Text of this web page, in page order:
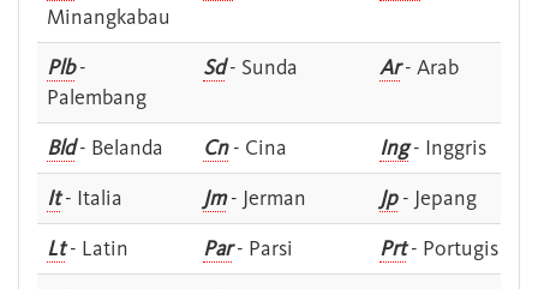
Minangkabau
Plb-
Palembang
Sd- Sunda Ar- Arab
Bld- Belanda Cn- Cina Ing- Inggris
It- Italia Jm- Jerman Jp- Jepang
Lt- Latin Par- Parsi Prt- Portugis